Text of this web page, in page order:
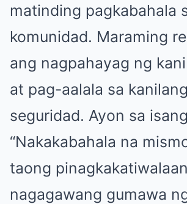
matinding pagkabahala
komunidad. Maraming
ang nagpahayag ng
at pag-aalala sa kanilang
seguridad. Ayon sa
“Nakakabahala na
taong
nagagawang gumawa